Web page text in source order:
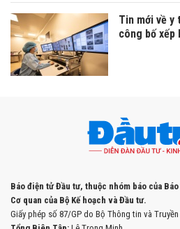
Tin mới về y
công bố xếp
Báo điện tử Đầu tư, thuộc nhóm báo của
Cơ quan của Bộ Kế hoạch và Đầu tư.
Giấy phép số 87/GP do Bộ Thông tin và